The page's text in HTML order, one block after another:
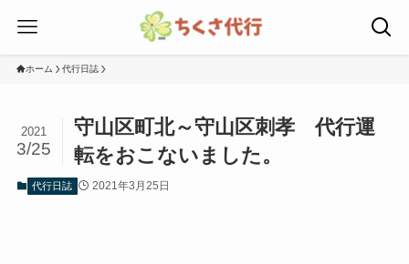
ホーム 代行日誌
守山区町北～守山区刺孝 代行運
転をおこないました。
2021
3/25
代行日誌 2021年3月25日